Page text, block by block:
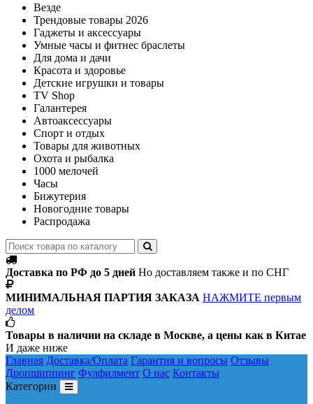
Везде
Трендовые товары 2026
Гаджеты и аксессуары
Умные часы и фитнес браслеты
Для дома и дачи
Красота и здоровье
Детские игрушки и товары
TV Shop
Галантерея
Автоаксессуары
Спорт и отдых
Товары для животных
Охота и рыбалка
1000 мелочей
Часы
Бижутерия
Новогодние товары
Распродажа
Доставка по РФ до 5 дней Но доставляем также и по СНГ
МИНИМАЛЬНАЯ ПАРТИЯ ЗАКАЗА НАЖМИТЕ первым
делом
Товары в наличии на складе в Москве, а цены как в Китае
И даже ниже
Главная Доставка/Оплата Гарантия и вопросы Отзывы
Дропшиппинг Фулфилмент О нас Контакты
Категории